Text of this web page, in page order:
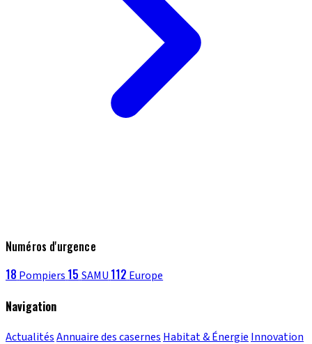
Numéros d'urgence
18 Pompiers 15 SAMU 112 Europe
Navigation
ActualitésAnnuaire des casernes Habitat & Énergie Innovation